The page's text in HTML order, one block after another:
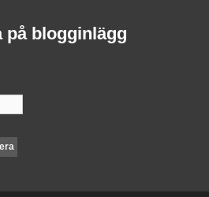
på blogginlägg